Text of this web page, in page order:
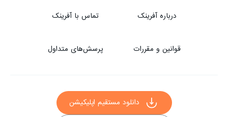
درباره آفرینک تماس با آفرینک
قوانین و مقررات پرسش‌های متداول
دانلود مستقیم اپلیکیشن